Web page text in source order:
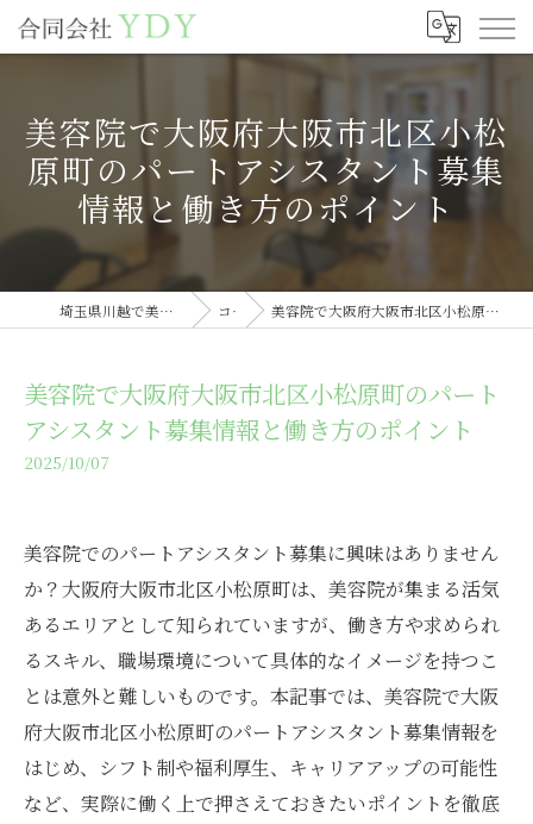
美容院で大阪府大阪市北区小松
原町のパートアシスタント募集
情報と働き方のポイント
埼玉県川越で美容室の求人なら合同会社YDY コラム 美容院で大阪府大阪市北区小松原町のパートアシスタント募集情報と働き方のポイント
美容院で大阪府大阪市北区小松原町のパート
アシスタント募集情報と働き方のポイント
2025/10/07
美容院でのパートアシスタント募集に興味はありません
か？大阪府大阪市北区小松原町は、美容院が集まる活気
あるエリアとして知られていますが、働き方や求められ
るスキル、職場環境について具体的なイメージを持つこ
とは意外と難しいものです。本記事では、美容院で大阪
府大阪市北区小松原町のパートアシスタント募集情報を
はじめ、シフト制や福利厚生、キャリアアップの可能性
など、実際に働く上で押さえておきたいポイントを徹底